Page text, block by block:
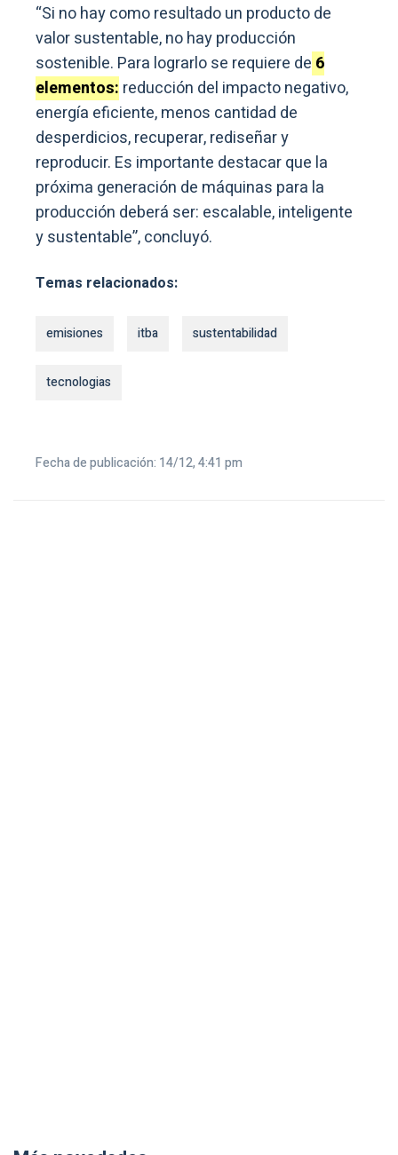
“Si no hay como resultado un producto de
valor sustentable, no hay producción
sostenible. Para lograrlo se requiere de 6
elementos: reducción del impacto negativo,
energía eficiente, menos cantidad de
desperdicios, recuperar, rediseñar y
reproducir. Es importante destacar que la
próxima generación de máquinas para la
producción deberá ser: escalable, inteligente
y sustentable”, concluyó.
Temas relacionados:
emisiones itba sustentabilidad
tecnologias
Fecha de publicación: 14/12, 4:41 pm